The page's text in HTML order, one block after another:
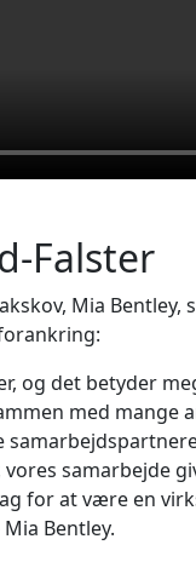
Falster
Mia Bentley,
og det betyder
med mange
samarbejde
for at være en
Bentley.